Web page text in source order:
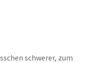
schwerer, zum